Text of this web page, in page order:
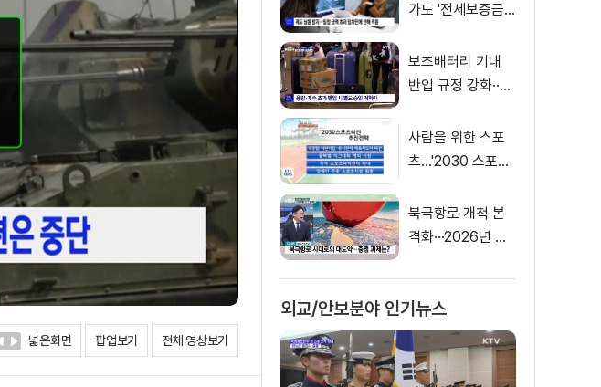
넓은화면 팝업보기 전체 영상보기
가도 '전세보증금'
보조배터리 기내
반입 규정 강화··
사람을 위한 스포
츠…'2030 스포츠
북극항로 개척 본
격화···2026년 해
은?
외교/안보분야 인기뉴스